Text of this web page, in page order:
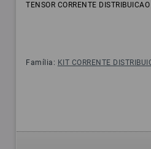
TENSOR CORRENTE
Família: KIT CORRENTE